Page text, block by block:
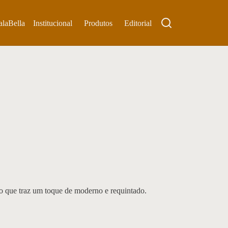
Institucional Produtos Editorial
traz um toque de moderno e requintado.